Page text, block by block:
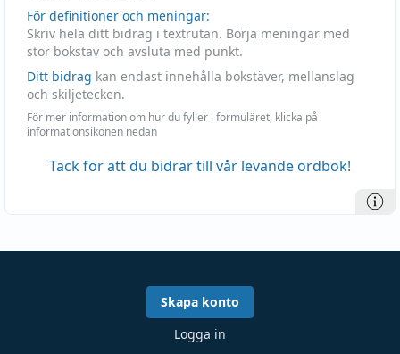
För definitioner och meningar:
Skriv hela ditt bidrag i textrutan. Börja meningar med
stor bokstav och avsluta med punkt.
Ditt bidrag kan endast innehålla bokstäver, mellanslag
och skiljetecken.
För mer information om hur du fyller i formuläret, klicka på
informationsikonen nedan
Tack för att du bidrar till vår levande ordbok!
Skapa konto
Logga in